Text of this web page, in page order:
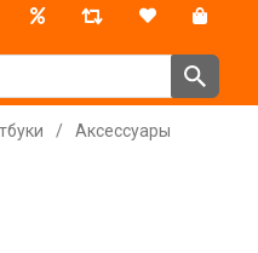
/
Аксессуары